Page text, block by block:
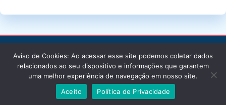
© Instituto de Cardiologia / 2026 / Todos os
Direitos Reservados
Aviso de Cookies: Ao acessar esse site podemos coletar dados
relacionados ao seu dispositivo e informações que garantem
uma melhor experiência de navegação em nosso site.
Aceito
Política de Privacidade